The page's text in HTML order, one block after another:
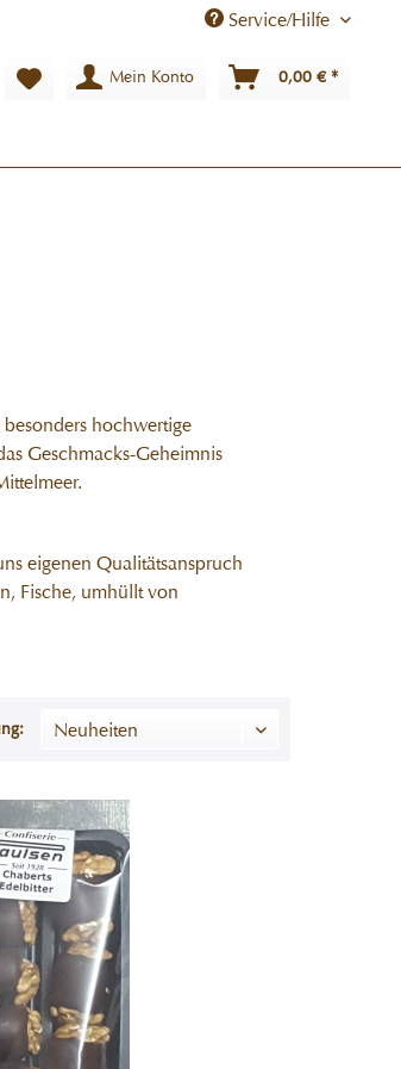
Service/Hilfe
Mein Konto 0,00 € *
hochwertige
Geschmacks-Geheimnis
eigenen Qualitätsanspruch
Fische, umhüllt von